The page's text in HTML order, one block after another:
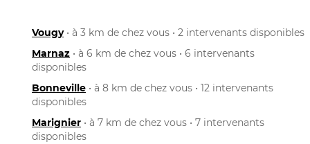
Vougy• à 3 km de chez vous • 2 intervenants disponibles
Marnaz • à 6 km de chez vous • 6 intervenants
disponibles
Bonneville • à 8 km de chez vous • 12 intervenants
disponibles
Marignier • à 7 km de chez vous • 7 intervenants
disponibles